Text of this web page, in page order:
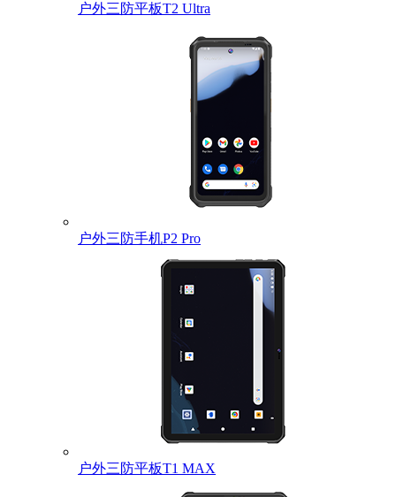
户外三防平板T2 Ultra
户外三防手机P2 Pro
户外三防平板T1 MAX